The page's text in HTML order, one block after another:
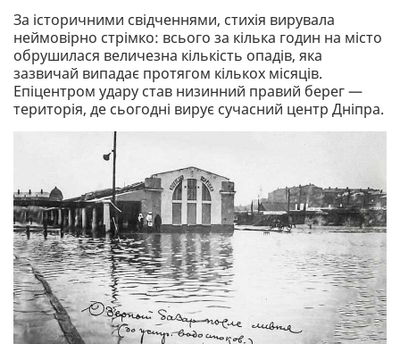
За історичними свідченнями, стихія вирувала
неймовірно стрімко: всього за кілька годин на місто
обрушилася величезна кількість опадів, яка
зазвичай випадає протягом кількох місяців.
Епіцентром удару став низинний правий берег —
територія, де сьогодні вирує сучасний центр Дніпра.